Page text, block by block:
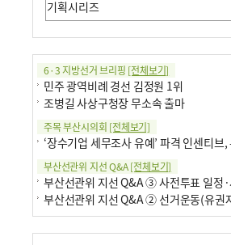
6·3 지방선거 브리핑 [전체보기]
민주 광역비례 경선 김정원 1위
조병길 사상구청장 무소속 출마
주목 부산시의회 [전체보기]
부산선관위 지선 Q&A[전체보기]